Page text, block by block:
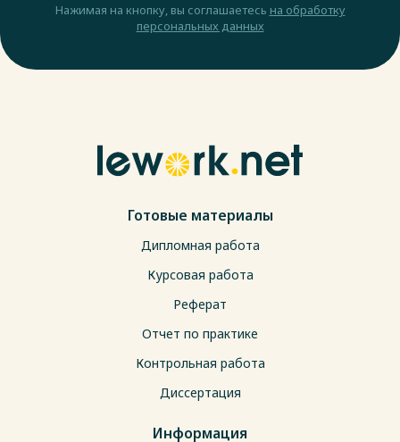
Нажимая на кнопку, вы соглашаетесь на обработку
персональных данных
Готовые материалы
Дипломная работа
Курсовая работа
Реферат
Отчет по практике
Контрольная работа
Диссертация
Информация